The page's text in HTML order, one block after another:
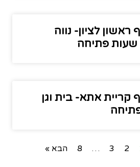
ראשון לציון- נווה
שעות פתיחה
קריית אתא- בית וגן
2
3
…
8 הבא »